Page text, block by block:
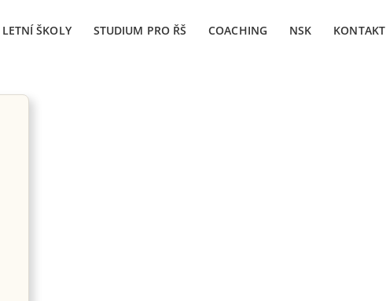
LETNÍ ŠKOLY STUDIUM PRO ŘŠ COACHING NSK KONTAKT